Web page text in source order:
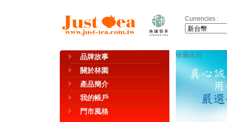
Currencies :
品牌故事
關於林園
產品簡介
我的帳戶
門市風格
收藏此頁